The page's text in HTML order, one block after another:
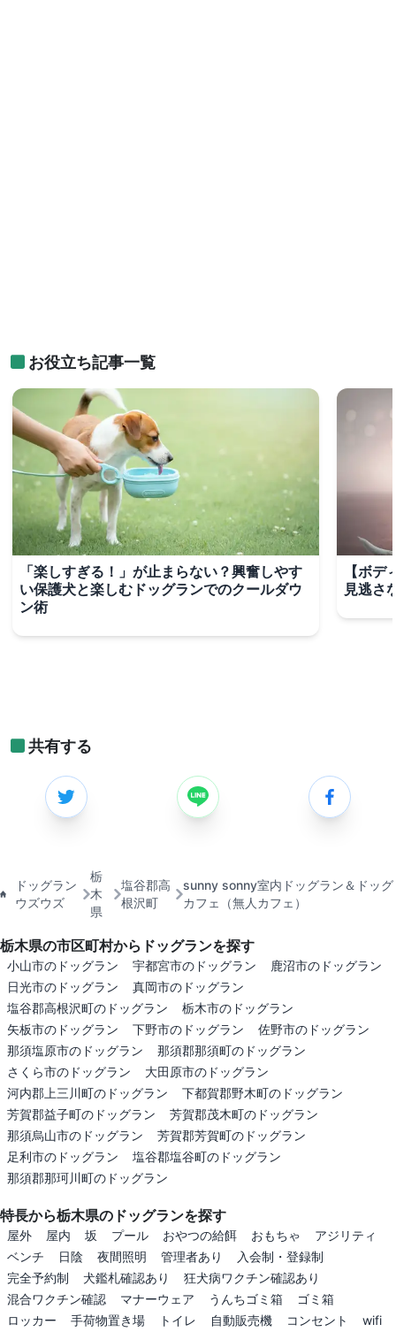
お役立ち記事一覧
「楽しすぎる！」が止まらない？興奮しやす
い保護犬と楽しむドッグランでのクールダウ
ン術
【ボ
見逃さ
共有する
ドッグラン
ウズウズ
栃
木
県
塩谷郡高
根沢町
sunny sonny室内ドッグラン＆ドッグ
カフェ（無人カフェ）
栃木県の市区町村からドッグランを探す
小山市のドッグラン 宇都宮市のドッグラン
鹿沼市のドッグラン
日光市のドッグラン
真岡市のドッグラン
塩谷郡高根沢町のドッグラン
栃木市のドッグラン
矢板市のドッグラン
下野市のドッグラン
佐野市のドッグラン
那須塩原市のドッグラン
那須郡那須町のドッグラン
さくら市のドッグラン
大田原市のドッグラン
河内郡上三川町のドッグラン
下都賀郡野木町のドッグラン
芳賀郡益子町のドッグラン
芳賀郡茂木町のドッグラン
那須烏山市のドッグラン
芳賀郡芳賀町のドッグラン
足利市のドッグラン
塩谷郡塩谷町のドッグラン
那須郡那珂川町のドッグラン
特長から栃木県のドッグランを探す
屋外 屋内 坂 プール おやつの給餌 おもちゃ
アジリティ
ベンチ
日陰 夜間照明 管理者あり
入会制・登録制
完全予約制
犬鑑札確認あり
狂犬病ワクチン確認あり
混合ワクチン確認
マナーウェア うんちゴミ箱
ゴミ箱
ロッカー
手荷物置き場 トイレ 自動販売機 コンセント
wifi